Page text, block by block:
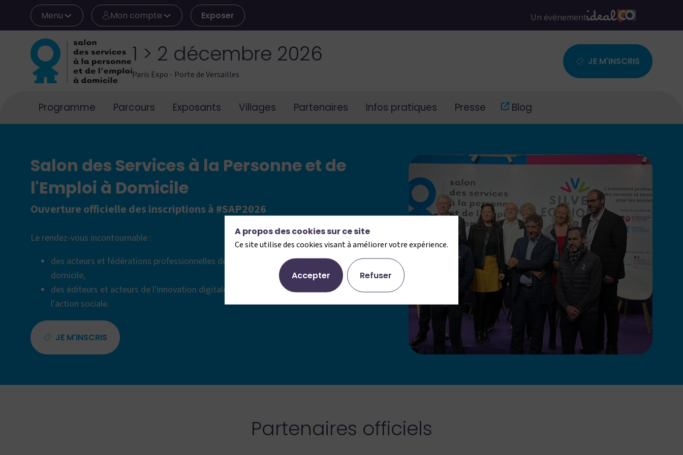
Menu Mon compte Exposer
1 > 2 décembre 2026
Paris Expo - Porte de Versailles
JE M'INSCRIS
Programme Parcours Exposants Villages Partenaires Infos pratiques Presse Blog
Salon des Services à la Personne et de
l'Emploi à Domicile
Ouverture officielle des inscriptions à #SAP2026
Le rendez-vous incontournable :
des acteurs et fédérations professionnelles des services à la personne et de l’emploi à
domicile,
des éditeurs et acteurs de l'innovation digitale pour les secteurs médico-sociaux et de
l'action sociale.
JE M'INSCRIS
Partenaires officiels
A propos des cookies sur ce site
Ce site utilise des cookies visant à améliorer votre expérience.
Accepter Refuser